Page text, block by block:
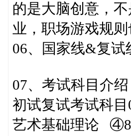
的是大脑创意，
业，职场游戏规则
06、国家线&复试
07、考试科目介绍
初试复试考试科
艺术基础理论